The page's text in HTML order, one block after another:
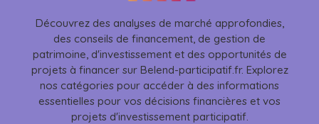
Découvrez des analyses de marché approfondies,
des conseils de financement, de gestion de
patrimoine, d'investissement et des opportunités de
projets à financer sur Belend-participatif.fr. Explorez
nos catégories pour accéder à des informations
essentielles pour vos décisions financières et vos
projets d'investissement participatif.